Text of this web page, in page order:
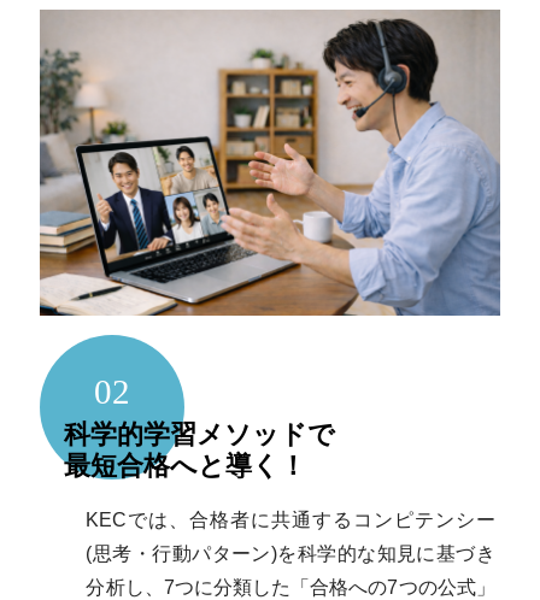
02
科学的学習メソッドで
最短合格へと導く！
KECでは、合格者に共通するコンピテンシー
(思考・行動パターン)を科学的な知見に基づき
分析し、7つに分類した「合格への7つの公式」